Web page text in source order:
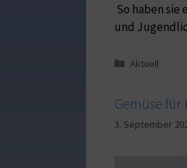
So haben sie
und
Aktuell
Gemüse für
3. September